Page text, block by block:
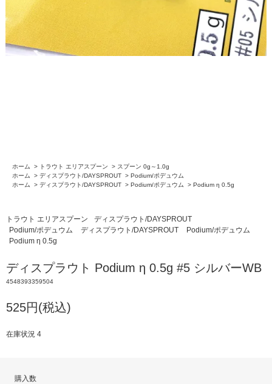
ホーム > トラウト エリアスプーン > スプーン 0g～1.0g
ホーム
> ディスプラウト/DAYSPROUT > Podium/ポデュウム
ホーム
> ディスプラウト/DAYSPROUT > Podium/ポデュウム > Podium η 0.5g
トラウト エリアスプーン
ディスプラウト/DAYSPROUT
Podium/ポデュウム
ディスプラウト/DAYSPROUT
Podium/ポデュウム
Podium η 0.5g
ディスプラウト Podium η 0.5g #5 シルバーWB
4548393359504
525円(税込)
在庫状況 4
購入数